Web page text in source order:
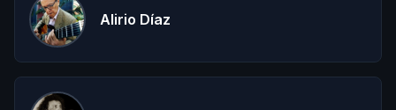
Alirio Díaz